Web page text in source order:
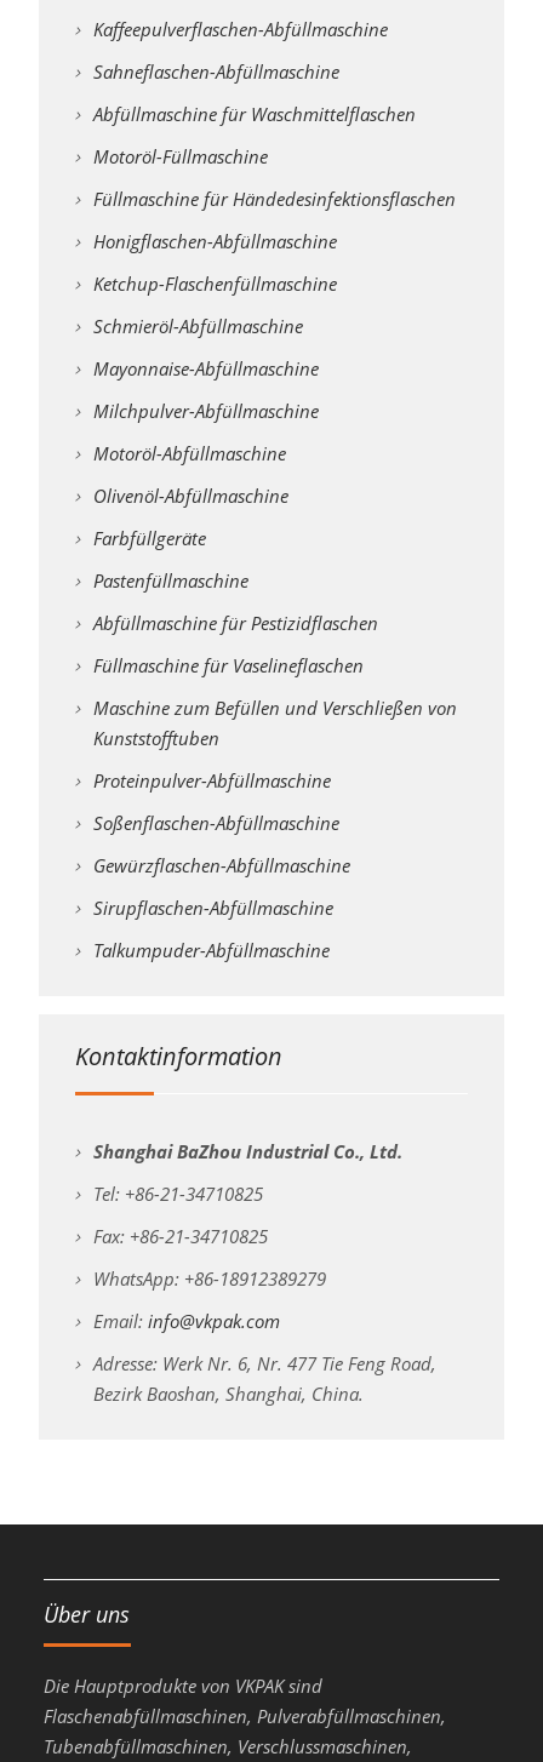
Kaffeepulverflaschen-Abfüllmaschine
Sahneflaschen-Abfüllmaschine
Abfüllmaschine für Waschmittelflaschen
Motoröl-Füllmaschine
Füllmaschine für Händedesinfektionsflaschen
Honigflaschen-Abfüllmaschine
Ketchup-Flaschenfüllmaschine
Schmieröl-Abfüllmaschine
Mayonnaise-Abfüllmaschine
Milchpulver-Abfüllmaschine
Motoröl-Abfüllmaschine
Olivenöl-Abfüllmaschine
Farbfüllgeräte
Pastenfüllmaschine
Abfüllmaschine für Pestizidflaschen
Füllmaschine für Vaselineflaschen
Maschine zum Befüllen und Verschließen von
Kunststofftuben
Proteinpulver-Abfüllmaschine
Soßenflaschen-Abfüllmaschine
Gewürzflaschen-Abfüllmaschine
Sirupflaschen-Abfüllmaschine
Talkumpuder-Abfüllmaschine
Kontaktinformation
Shanghai BaZhou Industrial Co., Ltd.
Tel: +86-21-34710825
Fax: +86-21-34710825
WhatsApp: +86-18912389279
Email: info@vkpak.com
Adresse: Werk Nr. 6, Nr. 477 Tie Feng Road,
Bezirk Baoshan, Shanghai, China.
Über uns
Die Hauptprodukte von VKPAK sind
Flaschenabfüllmaschinen, Pulverabfüllmaschinen,
Tubenabfüllmaschinen, Verschlussmaschinen,